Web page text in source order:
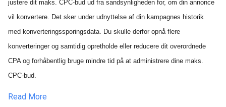
justere dit maks. CPC-bud ud fra sandsynligheden for, om din annonce
vil konvertere. Det sker under udnyttelse af din kampagnes historik
med konverteringssporingsdata. Du skulle derfor opnå flere
konverteringer og samtidig opretholde eller reducere dit overordnede
CPA og forhåbentlig bruge mindre tid på at administrere dine maks.
CPC-bud.
Read More